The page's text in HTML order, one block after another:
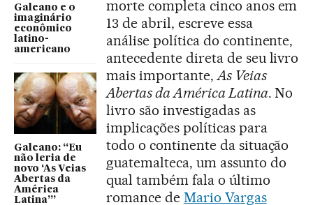
Galeano e o
imaginário
econômico
latino-
americano
Galeano: “Eu
não leria de
novo ‘As Veias
Abertas da
América
Latina’”
morte completa cinco anos em
13 de abril, escreve essa
análise política do continente,
antecedente direta de seu livro
mais importante,As Veias
Abertas da América Latina. No
livro são investigadas as
implicações políticas para
todo o continente da situação
guatemalteca, um assunto do
qual também fala o último
romance de Mario Vargas